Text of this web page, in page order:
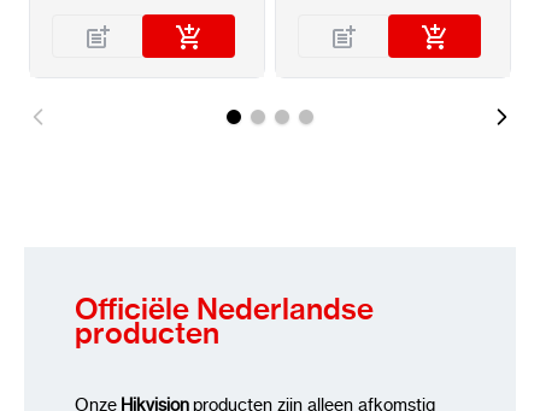
Alarmingangen/uitgangen: 4 / 1
Bewegingsdetectie: 22 x 18 bewegingszones
Belangrijkste functies: NVR van de serie
Intelligente beeldanalyse:
Officiële Nederlandse
producten
Onze Hikvisionproducten zijn alleen afkomstig